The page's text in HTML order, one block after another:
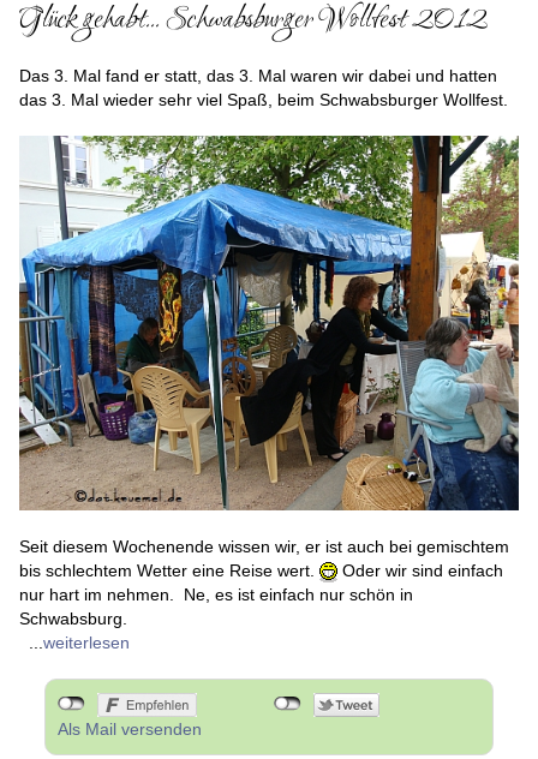
Glück gehabt... Schwabsburger Wollfest 2012
Das 3. Mal fand er statt, das 3. Mal waren wir dabei und hatten
das 3. Mal wieder sehr viel Spaß, beim Schwabsburger Wollfest.
Seit diesem Wochenende wissen wir, er ist auch bei gemischtem
bis schlechtem Wetter eine Reise wert.
Oder wir sind einfach
nur hart im nehmen. Ne, es ist einfach nur schön in
Schwabsburg.
weiterlesen
Als Mail versenden